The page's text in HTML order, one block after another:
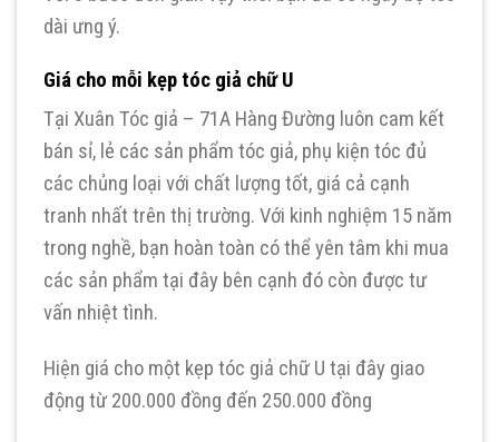
dài ưng ý.
Giá cho mỗi kẹp tóc giả chữ U
Tại Xuân Tóc giả – 71A Hàng Đường luôn cam kết
bán sỉ, lẻ các sản phẩm tóc giả, phụ kiện tóc đủ
các chủng loại với chất lượng tốt, giá cả cạnh
tranh nhất trên thị trường. Với kinh nghiệm 15 năm
trong nghề, bạn hoàn toàn có thể yên tâm khi mua
các sản phẩm tại đây bên cạnh đó còn được tư
vấn nhiệt tình.
Hiện giá cho một kẹp tóc giả chữ U tại đây giao
động từ 200.000 đồng đến 250.000 đồng